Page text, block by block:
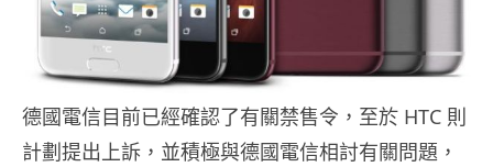
德國電信目前已經確認了有關禁售令，至於 HTC 則
計劃提出上訴，並積極與德國電信相討有關問題，